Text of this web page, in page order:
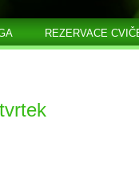
REZERVACE